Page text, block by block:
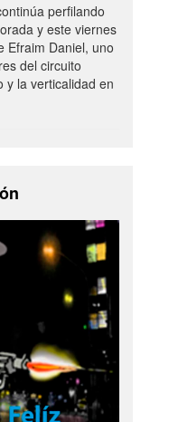
perfilando
y este viernes
Efraim Daniel, uno
del circuito
y la verticalidad en